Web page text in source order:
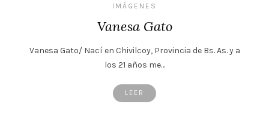
IMÁGENES
Vanesa Gato
Vanesa Gato/ Nací en Chivilcoy, Provincia de Bs. As. y a
los 21 años me…
LEER